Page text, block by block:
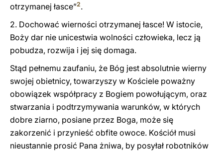
otrzymanej łasce”2.
2. Dochować wierności otrzymanej łasce! W istocie,
Boży dar nie unicestwia wolności człowieka, lecz ją
pobudza, rozwija i jej się domaga.
Stąd pełnemu zaufaniu, że Bóg jest absolutnie wierny
swojej obietnicy, towarzyszy w Kościele poważny
obowiązek współpracy z Bogiem powołującym, oraz
stwarzania i podtrzymywania warunków, w których
dobre ziarno, posiane przez Boga, może się
zakorzenić i przynieść obfite owoce. Kościół musi
nieustannie prosić Pana żniwa, by posyłał robotników